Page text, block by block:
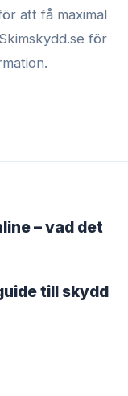
att få maximal
för
– vad det
till skydd